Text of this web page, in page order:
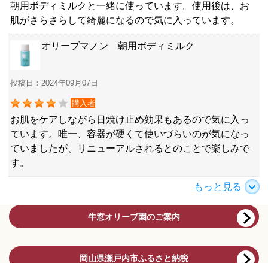
朝用ボディミルクと一緒に使っています。使用後は、お
肌がさらさらして綺麗になるので気に入っています。
オリーブマノン 朝用ボディミルク
投稿日：2024年09月07日
購入者
お肌をケアしながら日焼け止め効果もあるので気に入っ
ています。唯一、容器が硬くて使いづらいのが気になっ
ていましたが、リニューアルされるとのことで楽しみで
す。
もっと見る
牛窓オリーブ園のご案内
岡山県瀬戸内市ふるさと納税